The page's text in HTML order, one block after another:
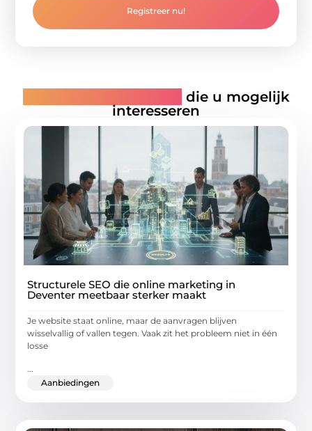
Registreer nu!
die u mogelijk
interesseren
Structurele SEO die online marketing in
Deventer meetbaar sterker maakt
Je website staat online, maar de aanvragen blijven
wisselvallig of vallen tegen. Vaak zit het probleem niet in één
losse
Aanbiedingen